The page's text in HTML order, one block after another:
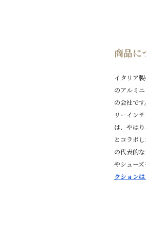
商品に
イタリア
のアルミ
の会社で
リーイン
は、やは
とコラボ
の代表的
やシュー
クション